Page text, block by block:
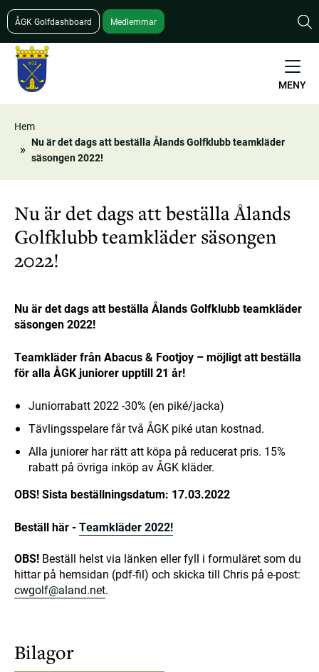
Hoppa
till
huvudinnehåll
ÅGK Golfdashboard Medlemmar
MENY
Länkstig
Hem
Nu är det dags att beställa Ålands Golfklubb teamkläder
säsongen 2022!
Nu är det dags att beställa Ålands
Golfklubb teamkläder säsongen
2022!
Nu är det dags att beställa Ålands Golfklubb teamkläder
säsongen 2022!
Teamkläder från Abacus & Footjoy – möjligt att beställa
för alla ÅGK juniorer upptill 21 år!
Juniorrabatt 2022 -30% (en piké/jacka)
Tävlingsspelare får två ÅGK piké utan kostnad.
Alla juniorer har rätt att köpa på reducerat pris. 15%
rabatt på övriga inköp av ÅGK kläder.
OBS! Sista beställningsdatum: 17.03.2022
Beställ här -Teamkläder 2022!
OBS! Beställ helst via länken eller fyll i formuläret som du
hittar på hemsidan (pdf-fil) och skicka till Chris på e-post:
cwgolf@aland.net.
Bilagor